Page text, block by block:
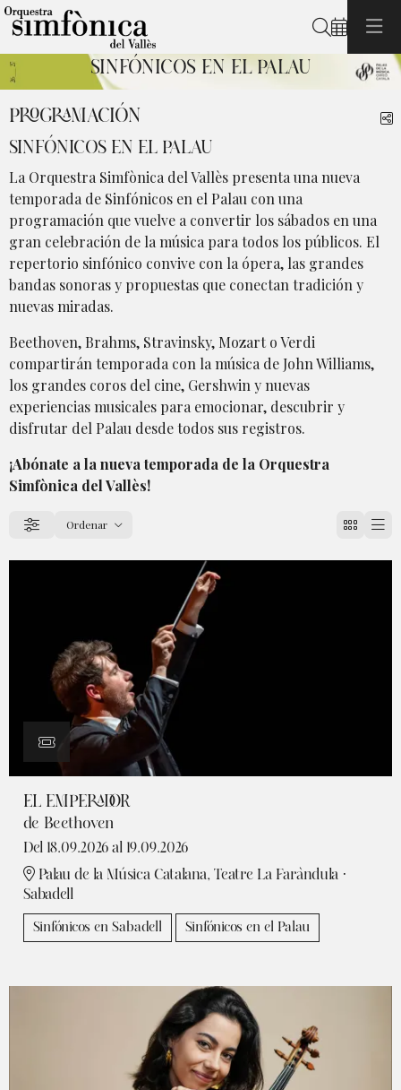
Buscar
SINFÓNICOS EN EL PALAU
Diapositiva 1 de 1: Sinfónicos en el Palau
PROGRAMACIÓN
SINFÓNICOS EN EL PALAU
La Orquestra Simfònica del Vallès presenta una nueva
temporada de Sinfónicos en el Palau con una
programación que vuelve a convertir los sábados en una
gran celebración de la música para todos los públicos. El
repertorio sinfónico convive con la ópera, las grandes
bandas sonoras y propuestas que conectan tradición y
nuevas miradas.
Beethoven, Brahms, Stravinsky, Mozart o Verdi
compartirán temporada con la música de John Williams,
los grandes coros del cine, Gershwin y nuevas
experiencias musicales para emocionar, descubrir y
disfrutar del Palau desde todos sus registros.
¡Abónate a la nueva temporada de la Orquestra
Simfònica del Vallès!
FiltrarOrdenar
EL EMPERADOR
de Beethoven
Del 18.09.2026 al 19.09.2026
Palau de la Música Catalana, Teatre La Faràndula ·
Sabadell
Sinfónicos en Sabadell Sinfónicos en el Palau